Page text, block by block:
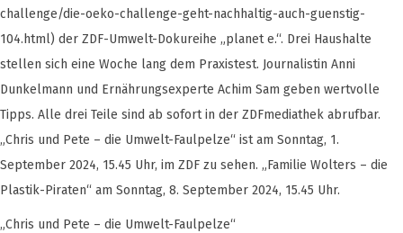
challenge/die-oeko-challenge-geht-nachhaltig-auch-guenstig-
104.html) der ZDF-Umwelt-Dokureihe „planet e.“. Drei Haushalte
stellen sich eine Woche lang dem Praxistest. Journalistin Anni
Dunkelmann und Ernährungsexperte Achim Sam geben wertvolle
Tipps. Alle drei Teile sind ab sofort in der ZDFmediathek abrufbar.
„Chris und Pete – die Umwelt-Faulpelze“ ist am Sonntag, 1.
September 2024, 15.45 Uhr, im ZDF zu sehen. „Familie Wolters – die
Plastik-Piraten“ am Sonntag, 8. September 2024, 15.45 Uhr.
„Chris und Pete – die Umwelt-Faulpelze“